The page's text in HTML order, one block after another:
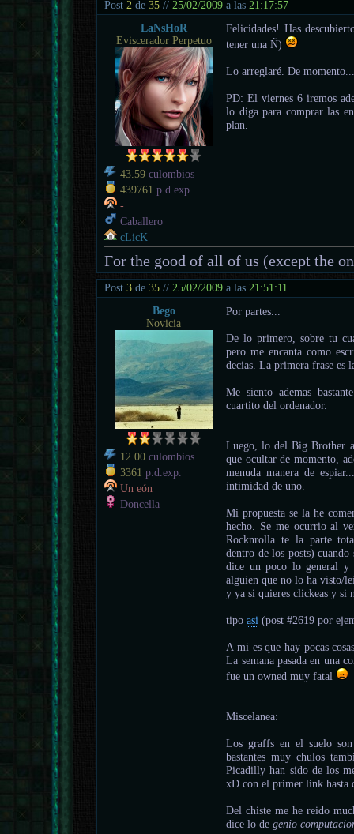
Post 2 de35 // 25/02/2009 a las 21:17:57
LaNsHoR
Eviscerador Perpetuo
43.59 culombios
439761 p.d.exp.
-
Caballero
cLicK
Felicidades! Has
tener una Ñ)
Lo arreglaré. De
PD: El viernes 6 iremos
lo diga para comprar las
plan.
For the good of all of us (except the
Post3 de35 // 25/02/2009 a las 21:51:11
Bego
Novicia
12.00 culombios
3361 p.d.exp.
Un eón
Doncella
Por partes...
De lo primero, sobre tu
pero me encanta como
decias. La primera frase es
Me siento ademas
cuartito del ordenador.
Luego, lo del Big Brother
que ocultar de momento,
menuda manera de
intimidad de uno.
Mi propuesta se la he
hecho. Se me ocurrio al
Rocknrolla te la parte
dentro de los posts)
dice un poco lo general y
alguien que no lo ha visto/
y ya si quieres clickeas y si
tipoasi (post #2619 por
A mi es que hay pocas
La semana pasada en una
fue un owned muy fatal
Miscelanea:
Los graffs en el suelo
bastantes muy chulos
Picadilly han sido de los
xD con el primer link hasta
Del chiste me he reido
dice lo degenio